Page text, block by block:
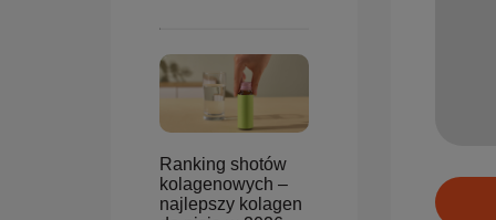
Ranking shotów
kolagenowych –
najlepszy kolagen